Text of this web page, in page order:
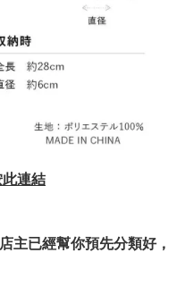
此連結
主已經幫你預先分類好，